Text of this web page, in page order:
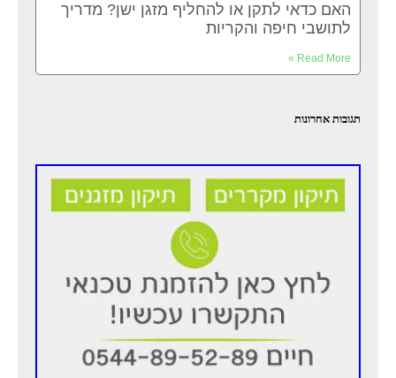
האם כדאי לתקן או להחליף מזגן ישן? מדריך
לתושבי חיפה והקריות
Read More »
תגובות אחרונות